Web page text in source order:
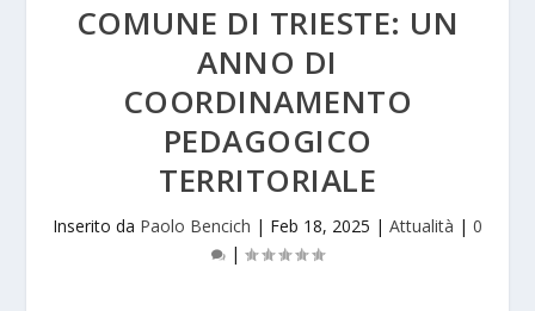
COMUNE DI TRIESTE: UN
ANNO DI
COORDINAMENTO
PEDAGOGICO
TERRITORIALE
Inserito da Paolo Bencich | Feb 18, 2025 | Attualità | 0
|